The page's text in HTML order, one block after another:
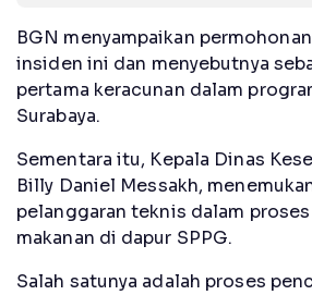
BGN menyampaikan
insiden ini dan menyebutnya
pertama keracunan dalam
Surabaya.
Sementara itu, Kepala Dinas
Billy Daniel Messakh,
pelanggaran teknis dalam
makanan di dapur SPPG.
Salah satunya adalah proses